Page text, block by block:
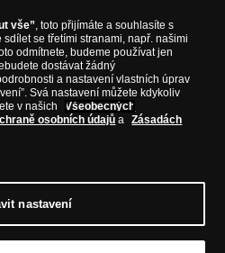
vše”, toto přijímáte a souhlasíte s
se třetími stranami, např. našimi
odmítnete, budeme používat jen
dostávat žádný
a nastavení vlastních úprav
Svá nastavení můžete kdykoliv
v našich
Všeobecných
osobních údajů a
Zásadách
nastavení